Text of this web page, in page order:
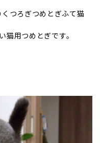
つろぎつめとぎふて猫
猫用つめとぎです。